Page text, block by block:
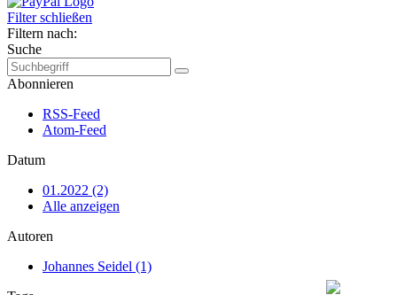
Filter schließen
Filtern nach:
Suche
Abonnieren
RSS-Feed
Atom-Feed
Datum
01.2022 (2)
Alle anzeigen
Autoren
Johannes Seidel (1)